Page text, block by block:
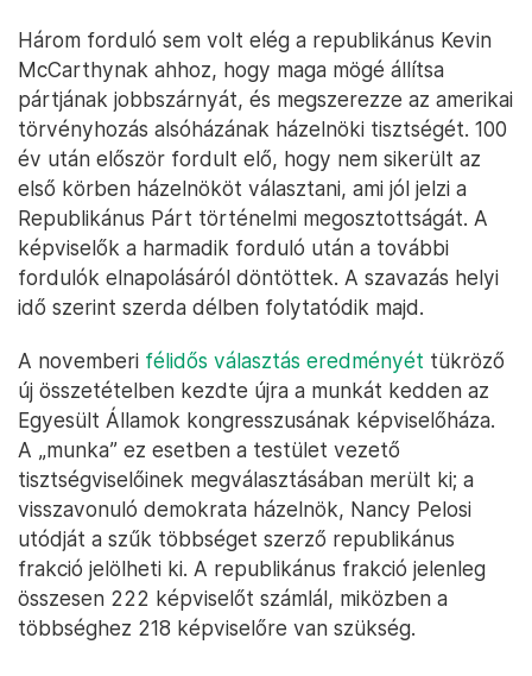
Három forduló sem volt elég a republikánus Kevin
McCarthynak ahhoz, hogy maga mögé állítsa
pártjának jobbszárnyát, és megszerezze az amerikai
törvényhozás alsóházának házelnöki tisztségét. 100
év után először fordult elő, hogy nem sikerült az
első körben házelnököt választani, ami jól jelzi a
Republikánus Párt történelmi megosztottságát. A
képviselők a harmadik forduló után a további
fordulók elnapolásáról döntöttek. A szavazás helyi
idő szerint szerda délben folytatódik majd.
A novemberi félidős választás eredményét tükröző
új összetételben kezdte újra a munkát kedden az
Egyesült Államok kongresszusának képviselőháza.
A „munka” ez esetben a testület vezető
tisztségviselőinek megválasztásában merült ki; a
visszavonuló demokrata házelnök, Nancy Pelosi
utódját a szűk többséget szerző republikánus
frakció jelölheti ki. A republikánus frakció jelenleg
összesen 222 képviselőt számlál, miközben a
többséghez 218 képviselőre van szükség.